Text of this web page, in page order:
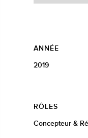
ANNÉE
2019
RÔLES
Concepteur &